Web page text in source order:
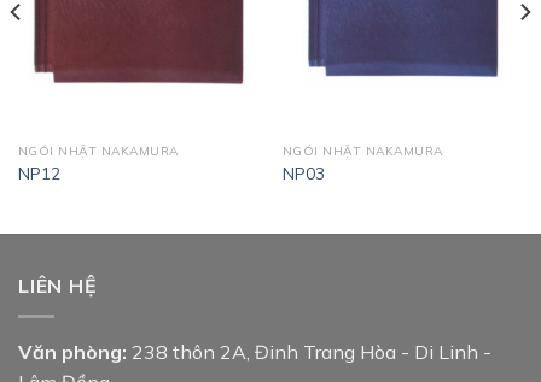
NGÓI NHẬT NAKAMURA
NP12
NGÓI NHẬT NAKAMURA
NP03
LIÊN HỆ
Văn phòng: 238 thôn 2A, Đinh Trang Hòa - Di Linh -